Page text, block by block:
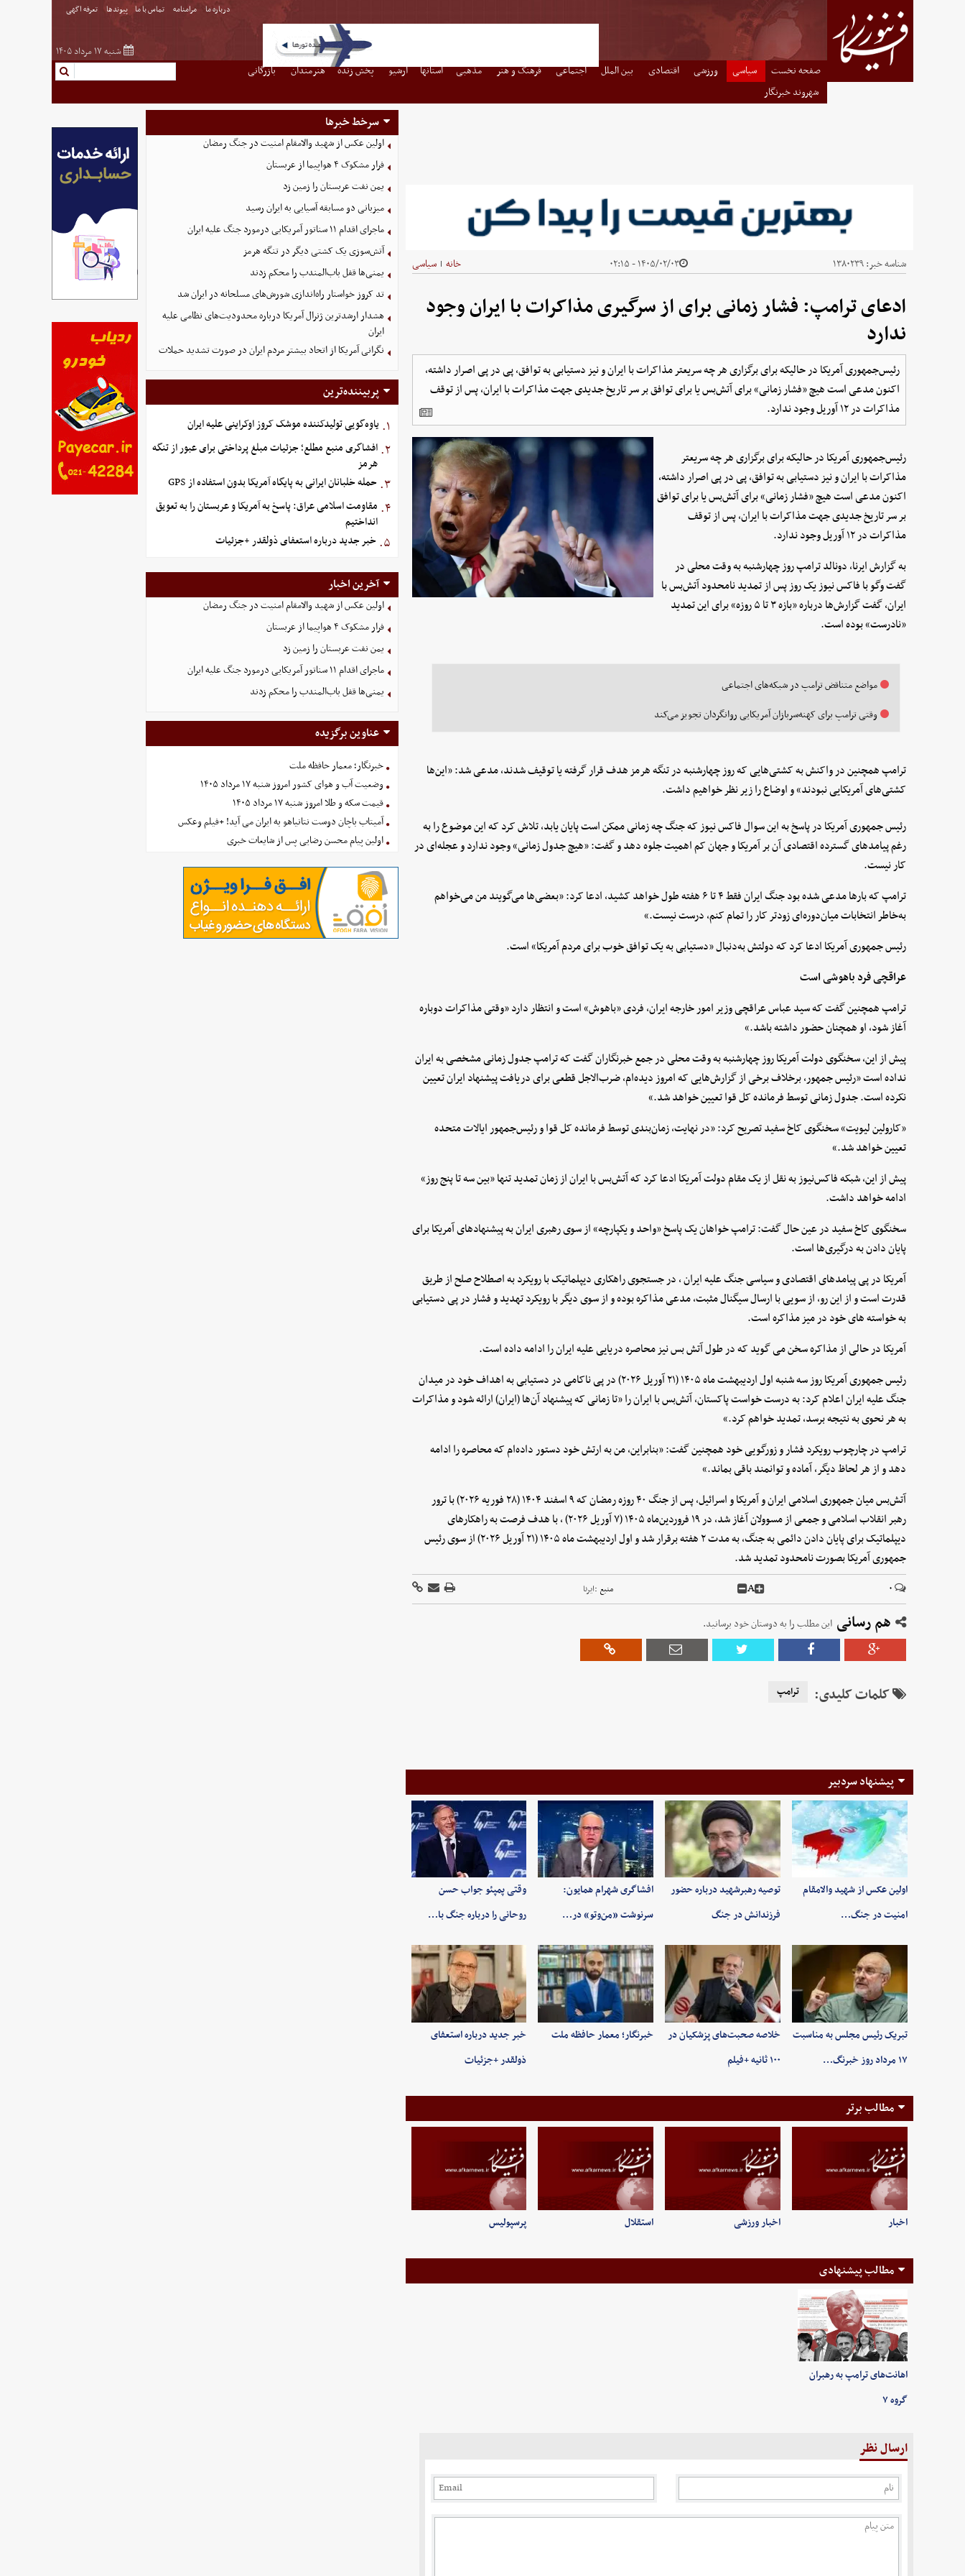
درباره ما مرامنامه تماس با ما پیوندها تعرفه اگهی
شنبه ۱۷ مرداد ۱۴۰۵
صفحه نخست سیاسی ورزشی اقتصادی بین الملل اجتماعی فرهنگ و هنر مذهبی استانها آرشیو پخش زنده هنرمندان
بازرگانی
شهروند خبرنگار
شناسه خبر:۱۳۸۰۲۳۹ ۱۴۰۵/۰۲/۰۳ - ۰۲:۱۵ خانه | سیاسی
ادعای ترامپ: فشار زمانی برای از سرگیری مذاکرات با ایران وجود
ندارد
رئیس‌جمهوری آمریکا در حالیکه برای برگزاری هر چه سریعتر مذاکرات با ایران و نیز دستیابی به توافق، پی در پی اصرار داشته،
اکنون مدعی است هیچ «فشار زمانی» برای آتش‌بس یا برای توافق بر سر تاریخ جدیدی جهت مذاکرات با ایران، پس از توقف
مذاکرات در ۱۲ آوریل وجود ندارد.
رئیس‌جمهوری آمریکا در حالیکه برای برگزاری هر چه سریعتر
مذاکرات با ایران و نیز دستیابی به توافق، پی در پی اصرار داشته،
اکنون مدعی است هیچ «فشار زمانی» برای آتش‌بس یا برای توافق
بر سر تاریخ جدیدی جهت مذاکرات با ایران، پس از توقف
مذاکرات در ۱۲ آوریل وجود ندارد.
به گزارش ایرنا، دونالد ترامپ روز چهارشنبه به وقت محلی در
گفت وگو با فاکس نیوز یک روز پس از تمدید نامحدود آتش‌بس با
ایران، گفت گزارش‌ها درباره «بازه ۳ تا ۵ روزه» برای این تمدید
«نادرست» بوده است.
مواضع متناقض ترامپ در شبکه‌های اجتماعی
وقتی ترامپ برای کهنه‌سربازان آمریکایی روانگردان تجویز می‌کند
ترامپ همچنین در واکنش به کشتی‌هایی که روز چهارشنبه در تنگه هرمز هدف قرار گرفته یا توقیف شدند، مدعی شد: «این‌ها
کشتی‌های آمریکایی نبودند» و اوضاع را زیر نظر خواهیم داشت.
رئیس جمهوری آمریکا در پاسخ به این سوال فاکس نیوز که جنگ چه زمانی ممکن است پایان یابد، تلاش کرد که این موضوع را به
رغم پیامدهای گسترده اقتصادی آن بر آمریکا و جهان کم اهمیت جلوه دهد و گفت: «هیچ جدول زمانی» وجود ندارد و عجله‌ای در
کار نیست.
ترامپ که بارها مدعی شده بود جنگ ایران فقط ۴ تا ۶ هفته طول خواهد کشید، ادعا کرد: «بعضی‌ها می‌گویند من می‌خواهم
به‌خاطر انتخابات میان‌دوره‌ای زودتر کار را تمام کنم، درست نیست.»
رئیس جمهوری آمریکا ادعا کرد که دولتش به‌دنبال «دستیابی به یک توافق خوب برای مردم آمریکا» است.
عراقچی فرد باهوشی است
ترامپ همچنین گفت که سید عباس عراقچی وزیر امور خارجه ایران، فردی «باهوش» است و انتظار دارد «وقتی مذاکرات دوباره
آغاز شود، او همچنان حضور داشته باشد.»
پیش از این، سخنگوی دولت آمریکا روز چهارشنبه به وقت محلی در جمع خبرنگاران گفت که ترامپ جدول زمانی مشخصی به ایران
نداده است «رئیس جمهور، برخلاف برخی از گزارش‌هایی که امروز دیده‌ام، ضرب‌الاجل قطعی برای دریافت پیشنهاد ایران تعیین
نکرده است. جدول زمانی توسط فرمانده کل قوا تعیین خواهد شد.»
«کارولین لیویت» سخنگوی کاخ سفید تصریح کرد: «در نهایت، زمان‌بندی توسط فرمانده کل قوا و رئیس‌جمهور ایالات متحده
تعیین خواهد شد.»
پیش از این، شبکه فاکس‌نیوز به نقل از یک مقام دولت آمریکا ادعا کرد که آتش‌بس با ایران از زمان تمدید تنها «بین سه تا پنج روز»
ادامه خواهد داشت.
سخنگوی کاخ سفید در عین حال گفت: ترامپ خواهان یک پاسخ «واحد و یکپارچه» از سوی رهبری ایران به پیشنهادهای آمریکا برای
پایان دادن به درگیری‌ها است.
آمریکا در پی پیامدهای اقتصادی و سیاسی جنگ علیه ایران ، در جستجوی راهکاری دیپلماتیک با رویکرد به اصطلاح صلح از طریق
قدرت است و از این رو، از سویی با ارسال سیگنال مثبت، مدعی مذاکره بوده و از سوی دیگر با رویکرد تهدید و فشار در پی دستیابی
به خواسته های خود در میز مذاکره است.
آمریکا در حالی از مذاکره سخن می گوید که در طول آتش بس نیز محاصره دریایی علیه ایران را ادامه داده است.
رئیس جمهوری آمریکا روز سه شنبه اول اردیبهشت ماه ۱۴۰۵ (۲۱ آوریل ۲۰۲۶) در پی ناکامی در دستیابی به اهداف خود در میدان
جنگ علیه ایران اعلام کرد: به درست خواست پاکستان، آتش‌بس با ایران را «تا زمانی که پیشنهاد آن‌ها (ایران) ارائه شود و مذاکرات
به هر نحوی به نتیجه برسد، تمدید خواهم کرد.»
ترامپ در چارچوب رویکرد فشار و زورگویی خود همچنین گفت: «بنابراین، من به ارتش خود دستور داده‌ام که محاصره را ادامه
دهد و از هر لحاظ دیگر، آماده و توانمند باقی بماند.»
آتش‌بس میان جمهوری اسلامی ایران و آمریکا و اسرائیل، پس از جنگ ۴۰ روزه رمضان که ۹ اسفند ۱۴۰۴ (۲۸ فوریه ۲۰۲۶) با ترور
رهبر انقلاب اسلامی و جمعی از مسوولان آغاز شد، در ۱۹ فروردین‌ماه ۱۴۰۵ (۷ آوریل ۲۰۲۶) ، با هدف فرصت به راهکارهای
دیپلماتیک برای پایان دادن دائمی به جنگ، به مدت ۲ هفته برقرار شد و اول اردیبهشت ماه ۱۴۰۵ (۲۱ آوریل ۲۰۲۶) از سوی رئیس
جمهوری آمریکا بصورت نامحدود تمدید شد.
۰ A منبع :ایرنا
هم رسانی این مطلب را به دوستان خود برسانید.
کلمات کلیدی: ترامپ
پیشنهاد سردبیر
اولین عکس از شهید والامقام
امنیت در جنگ…
توصیه رهبرشهید درباره حضور
فرزندانش در جنگ
افشاگری شهرام همایون:
سرنوشت «من‌وتو» در…
وقتی پمپئو جواب حسن
روحانی را درباره جنگ با…
تبریک رئیس مجلس به مناسبت
۱۷ مرداد روز خبرنگ…
خلاصه صحبت‌های پزشکیان در
۱۰۰ ثانیه +فیلم
خبرنگار؛ معمار حافظه ملت
خبر جدید درباره استعفای
ذولقدر +جزئیات
مطالب برتر
اخبار اخبار ورزشی استقلال پرسپولیس
مطالب پیشنهادی
اهانت‌های ترامپ به رهبران
گروه ۷
ارسال نظر
سرخط خبرها
اولین عکس از شهید والامقام امنیت در جنگ رمضان
فرار مشکوک ۴ هواپیما از عربستان
یمن نفت عربستان را زمین زد
میزبانی دو مسابقه آسیایی به ایران رسید
ماجرای اقدام ۱۱ سناتور آمریکایی درمورد جنگ علیه ایران
آتش‌سوزی یک کشتی دیگر در تنگه هرمز
یمنی‌ها قفل باب‌المندب را محکم زدند
تد کروز خواستار راه‌اندازی شورش‌های مسلحانه در ایران شد
هشدار ارشدترین ژنرال آمریکا درباره محدودیت‌های نظامی علیه
ایران
نگرانی آمریکا از اتحاد بیشتر مردم ایران در صورت تشدید حملات
پربیننده‌ترین
۱. یاوه‌گویی تولیدکننده موشک کروز اوکراینی علیه ایران
۲. افشاگری منبع مطلع؛ جزئیات مبلغ پرداختی برای عبور از تنگه
هرمز
۳. حمله خلبانان ایرانی به پایگاه آمریکا بدون استفاده از GPS
۴. مقاومت اسلامی عراق: پاسخ به آمریکا و عربستان را به تعویق
انداختیم
۵. خبر جدید درباره استعفای ذولقدر +جزئیات
آخرین اخبار
اولین عکس از شهید والامقام امنیت در جنگ رمضان
فرار مشکوک ۴ هواپیما از عربستان
یمن نفت عربستان را زمین زد
ماجرای اقدام ۱۱ سناتور آمریکایی درمورد جنگ علیه ایران
یمنی‌ها قفل باب‌المندب را محکم زدند
عناوین برگزیده
خبرنگار؛ معمار حافظه ملت
وضعیت آب و هوای کشور امروز شنبه ۱۷ مرداد ۱۴۰۵
قیمت سکه و طلا امروز شنبه ۱۷ مرداد ۱۴۰۵
آمیتاب باچان دوست نتانیاهو به ایران می آید! +فیلم وعکس
اولین پیام محسن رضایی پس از شایعات خبری